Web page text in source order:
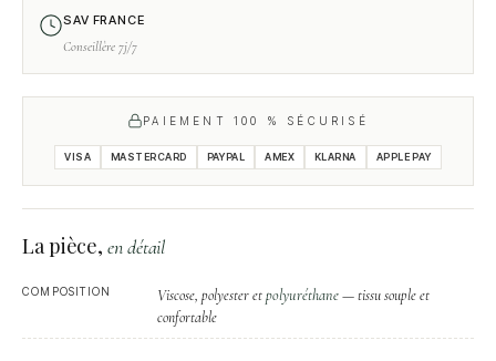
SAV FRANCE
Conseillère 7j/7
PAIEMENT 100 % SÉCURISÉ
VISA MASTERCARD PAYPAL AMEX KLARNA APPLE PAY
La pièce,en détail
COMPOSITION Viscose, polyester etpolyuréthane— tissu souple et
confortable